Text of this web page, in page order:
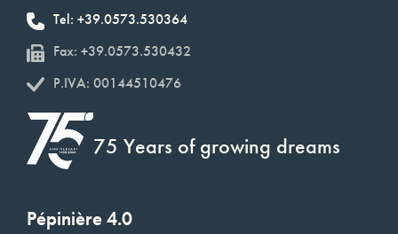
Tel: +39.0573.530364
Fax: +39.0573.530432
P.IVA: 00144510476
75 Years of growing dreams
Pépinière 4.0